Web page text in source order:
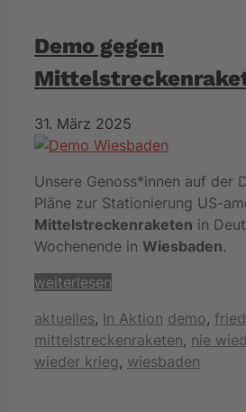
Demo gegen
31. März 2025
Unsere Genoss*innen auf der
Pläne zur Stationierung US-
Mittelstreckenraketen in
Wochenende in Wiesbaden.
weiterlesen
Kategorien
aktuelles, In Aktion demo,
mittelstreckenraketen, nie
wieder krieg, wiesbaden